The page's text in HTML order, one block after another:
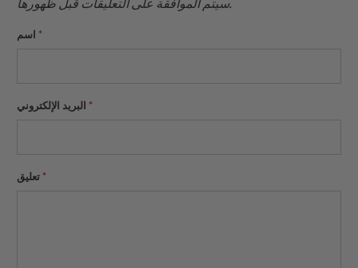
سيتم الموافقة على التعليقات قبل ظهورها.
*
*
*